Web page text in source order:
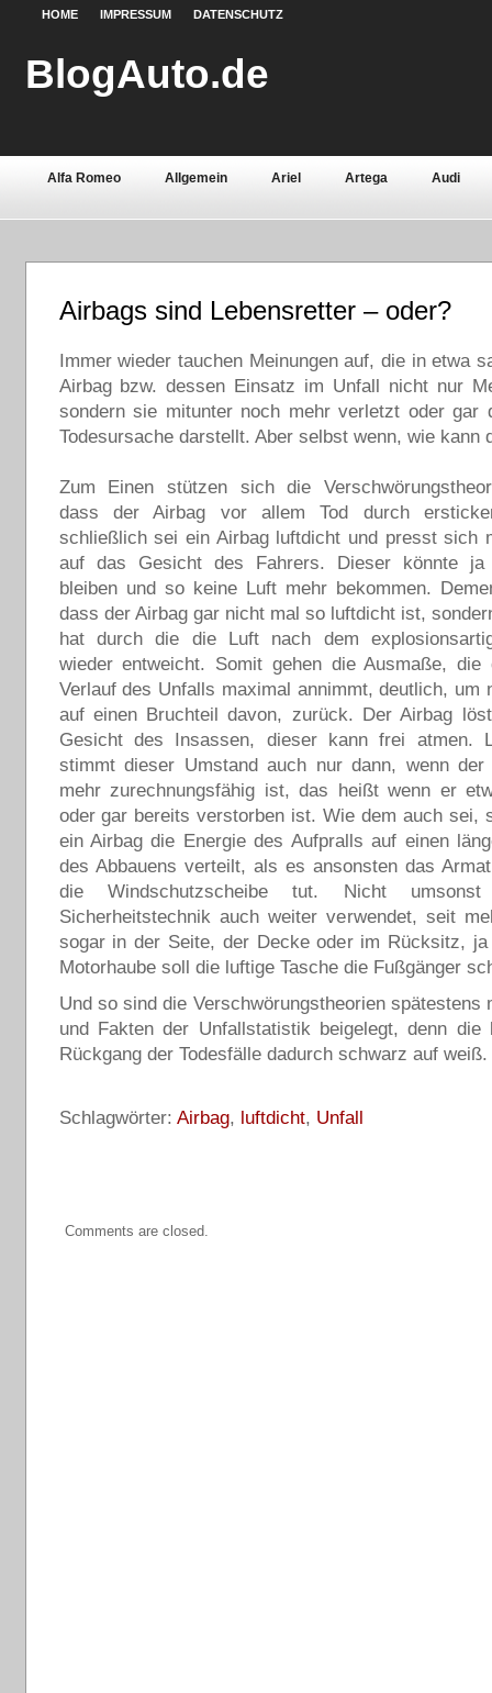
HOME IMPRESSUM DATENSCHUTZ
BlogAuto.de
Alfa Romeo Allgemein Ariel Artega Audi
Chevrolet Chrysler Citroën Continental Dacia
Lamborghini Lancia Land Rover Lotus Mazda
Oldtimer Opel Peugeot Pontiac Porsche
Seat Sicherheit Skoda Smart
Airbags sind Lebensretter – oder?
Immer wieder tauchen Meinungen auf, die in etwa
Airbag bzw. dessen Einsatz im Unfall nicht nur
sondern sie mitunter noch mehr verletzt oder gar
Todesursache darstellt. Aber selbst wenn, wie kann
Zum Einen stützen sich die
dass der Airbag vor allem Tod durch
schließlich sei ein Airbag luftdicht und presst sich
auf das Gesicht des Fahrers. Dieser könnte ja
bleiben und so keine Luft mehr bekommen.
dass der Airbag gar nicht mal so luftdicht ist,
hat durch die die Luft nach dem
wieder entweicht. Somit gehen die Ausmaße, die
Verlauf des Unfalls maximal annimmt, deutlich, um
auf einen Bruchteil davon, zurück. Der Airbag
Gesicht des Insassen, dieser kann frei atmen.
stimmt dieser Umstand auch nur dann, wenn
mehr zurechnungsfähig ist, das heißt wenn er
oder gar bereits verstorben ist. Wie dem auch sei,
ein Airbag die Energie des Aufpralls auf einen
des Abbauens verteilt, als es ansonsten das
die Windschutzscheibe tut. Nicht
Sicherheitstechnik auch weiter verwendet, seit
sogar in der Seite, der Decke oder im Rücksitz,
Motorhaube soll die luftige Tasche die Fußgänger
Und so sind die Verschwörungstheorien spätestens
und Fakten der Unfallstatistik beigelegt, denn die
Rückgang der Todesfälle dadurch schwarz auf weiß.
Schlagwörter: Airbag, luftdicht, Unfall
Comments are closed.